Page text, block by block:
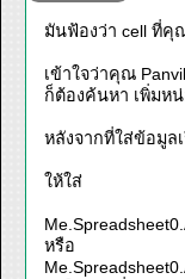
มันฟ้องว่า cell ที่คุ
เข้าใจว่าคุณ
ก็ต้องค้นหา เพิ่มห
หลังจากที่ใส่ข้อมูล
ให้ใส่
หรือ